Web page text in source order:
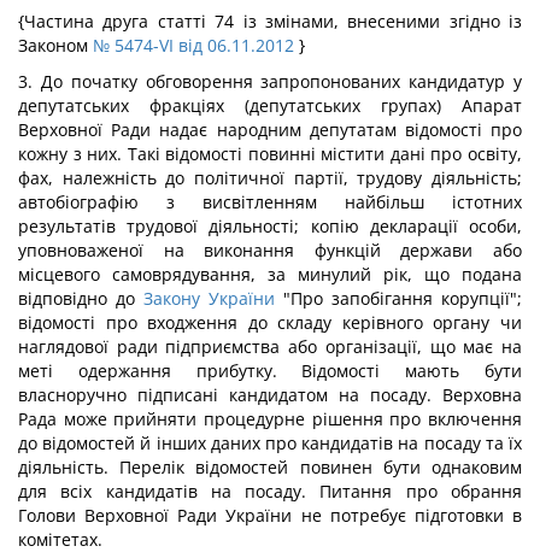
{Частина друга статті 74 із змінами, внесеними згідно із
Законом № 5474-VI від 06.11.2012 }
3. До початку обговорення запропонованих кандидатур у
депутатських фракціях (депутатських групах) Апарат
Верховної Ради надає народним депутатам відомості про
кожну з них. Такі відомості повинні містити дані про освіту,
фах, належність до політичної партії, трудову діяльність;
автобіографію з висвітленням найбільш істотних
результатів трудової діяльності; копію декларації особи,
уповноваженої на виконання функцій держави або
місцевого самоврядування, за минулий рік, що подана
відповідно до Закону України "Про запобігання корупції";
відомості про входження до складу керівного органу чи
наглядової ради підприємства або організації, що має на
меті одержання прибутку. Відомості мають бути
власноручно підписані кандидатом на посаду. Верховна
Рада може прийняти процедурне рішення про включення
до відомостей й інших даних про кандидатів на посаду та їх
діяльність. Перелік відомостей повинен бути однаковим
для всіх кандидатів на посаду. Питання про обрання
Голови Верховної Ради України не потребує підготовки в
комітетах.